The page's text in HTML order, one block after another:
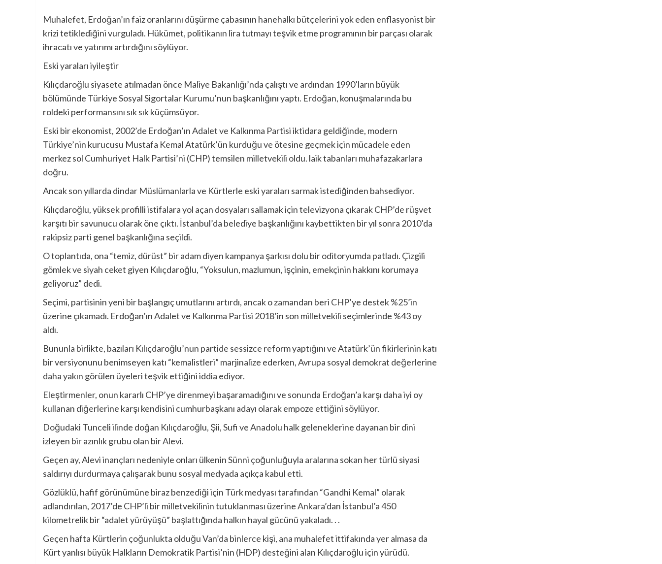
Muhalefet, Erdoğan’ın faiz oranlarını düşürme çabasının hanehalkı bütçelerini yok eden enflasyonist bir
krizi tetiklediğini vurguladı. Hükümet, politikanın lira tutmayı teşvik etme programının bir parçası olarak
ihracatı ve yatırımı artırdığını söylüyor.
Eski yaraları iyileştir
Kılıçdaroğlu siyasete atılmadan önce Maliye Bakanlığı’nda çalıştı ve ardından 1990’ların büyük
bölümünde Türkiye Sosyal Sigortalar Kurumu’nun başkanlığını yaptı. Erdoğan, konuşmalarında bu
roldeki performansını sık sık küçümsüyor.
Eski bir ekonomist, 2002’de Erdoğan’ın Adalet ve Kalkınma Partisi iktidara geldiğinde, modern
Türkiye’nin kurucusu Mustafa Kemal Atatürk’ün kurduğu ve ötesine geçmek için mücadele eden
merkez sol Cumhuriyet Halk Partisi’ni (CHP) temsilen milletvekili oldu. laik tabanları muhafazakarlara
doğru.
Ancak son yıllarda dindar Müslümanlarla ve Kürtlerle eski yaraları sarmak istediğinden bahsediyor.
Kılıçdaroğlu, yüksek profilli istifalara yol açan dosyaları sallamak için televizyona çıkarak CHP’de rüşvet
karşıtı bir savunucu olarak öne çıktı. İstanbul’da belediye başkanlığını kaybettikten bir yıl sonra 2010’da
rakipsiz parti genel başkanlığına seçildi.
O toplantıda, ona “temiz, dürüst” bir adam diyen kampanya şarkısı dolu bir oditoryumda patladı. Çizgili
gömlek ve siyah ceket giyen Kılıçdaroğlu, “Yoksulun, mazlumun, işçinin, emekçinin hakkını korumaya
geliyoruz” dedi.
Seçimi, partisinin yeni bir başlangıç ​​umutlarını artırdı, ancak o zamandan beri CHP’ye destek %25’in
üzerine çıkamadı. Erdoğan’ın Adalet ve Kalkınma Partisi 2018’in son milletvekili seçimlerinde %43 oy
aldı.
Bununla birlikte, bazıları Kılıçdaroğlu’nun partide sessizce reform yaptığını ve Atatürk’ün fikirlerinin katı
bir versiyonunu benimseyen katı “kemalistleri” marjinalize ederken, Avrupa sosyal demokrat değerlerine
daha yakın görülen üyeleri teşvik ettiğini iddia ediyor.
Eleştirmenler, onun kararlı CHP’ye direnmeyi başaramadığını ve sonunda Erdoğan’a karşı daha iyi oy
kullanan diğerlerine karşı kendisini cumhurbaşkanı adayı olarak empoze ettiğini söylüyor.
Doğudaki Tunceli ilinde doğan Kılıçdaroğlu, Şii, Sufi ve Anadolu halk geleneklerine dayanan bir dini
izleyen bir azınlık grubu olan bir Alevi.
Geçen ay, Alevi inançları nedeniyle onları ülkenin Sünni çoğunluğuyla aralarına sokan her türlü siyasi
saldırıyı durdurmaya çalışarak bunu sosyal medyada açıkça kabul etti.
Gözlüklü, hafif görünümüne biraz benzediği için Türk medyası tarafından “Gandhi Kemal” olarak
adlandırılan, 2017’de CHP’li bir milletvekilinin tutuklanması üzerine Ankara’dan İstanbul’a 450
kilometrelik bir “adalet yürüyüşü” başlattığında halkın hayal gücünü yakaladı. . .
Geçen hafta Kürtlerin çoğunlukta olduğu Van’da binlerce kişi, ana muhalefet ittifakında yer almasa da
Kürt yanlısı büyük Halkların Demokratik Partisi’nin (HDP) desteğini alan Kılıçdaroğlu için yürüdü.